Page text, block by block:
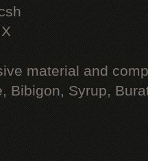
material and
Bibigon, Syrup,